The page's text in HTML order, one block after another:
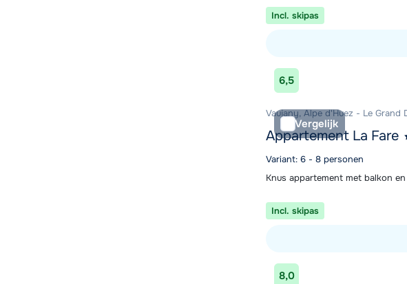
Incl. skipas
Bekijk accommodatie
6,5
Vergelijk
Vaujany, Alpe d'Huez - Le Grand
Appartement La Fare
Variant: 6 - 8 personen
Knus appartement met balkon
Incl. skipas
Bekijk accommodatie
8,0